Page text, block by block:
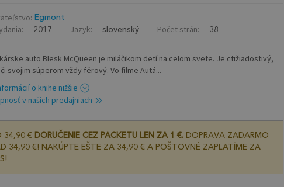
Egmont
2017 Jazyk: slovenský Počet strán: 38
auto Blesk McQueen je miláčikom detí na celom svete. Je ctižiadostivý,
svojim súperom vždy férový. Vo filme Autá...
o knihe nižšie
v našich predajniach
34,90 € DORUČENIE CEZ PACKETU LEN ZA 1 €.DOPRAVA ZADARMO
34,90 €! NAKÚPTE EŠTE ZA 34,90 € A POŠTOVNÉ ZAPLATÍME ZA